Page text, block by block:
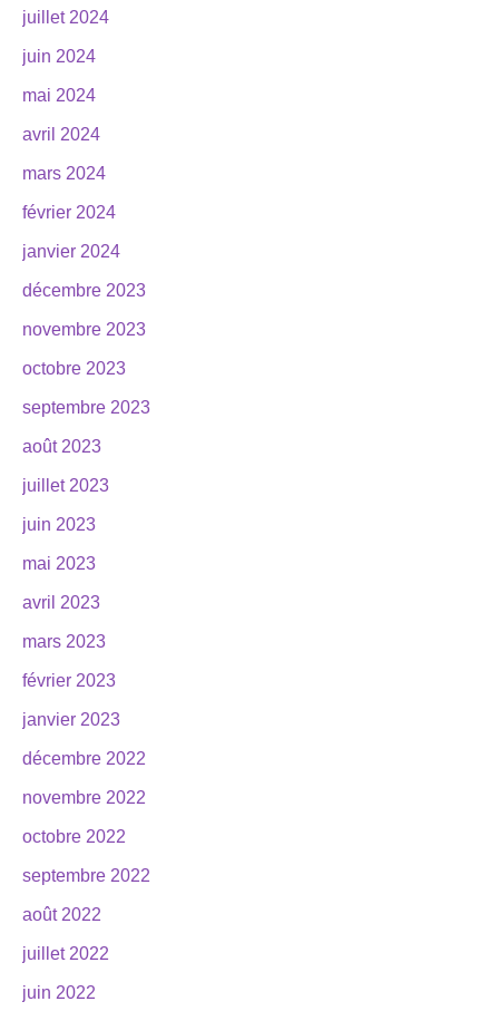
juillet 2024
juin 2024
mai 2024
avril 2024
mars 2024
février 2024
janvier 2024
décembre 2023
novembre 2023
octobre 2023
septembre 2023
août 2023
juillet 2023
juin 2023
mai 2023
avril 2023
mars 2023
février 2023
janvier 2023
décembre 2022
novembre 2022
octobre 2022
septembre 2022
août 2022
juillet 2022
juin 2022